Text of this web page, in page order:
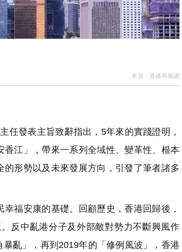
來源： 香港商報網
發表主旨致辭指出，5年來的實踐證明，
江」，帶來一系列全域性、變革性、根本
形勢以及未來發展方向，引發了筆者諸多
福安康的基礎。回顧歷史，香港回歸後，
反中亂港分子及外部敵對勢力不斷興風作
亂」，再到2019年的「修例風波」，香港